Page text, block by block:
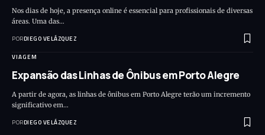
Nos dias de hoje, a presença online é essencial para profissionais de diversas
áreas. Uma das…
PORDIEGO VELÁZQUEZ
VIAGEM
Expansão das Linhas de Ônibus em Porto Alegre
A partir de agora, as linhas de ônibus em Porto Alegre terão um incremento
significativo em…
PORDIEGO VELÁZQUEZ